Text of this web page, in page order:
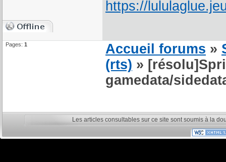
Pages: 1 Accueil forums »
(rts) »
gamedata/
Les articles consultables sur ce site sont soumis à la